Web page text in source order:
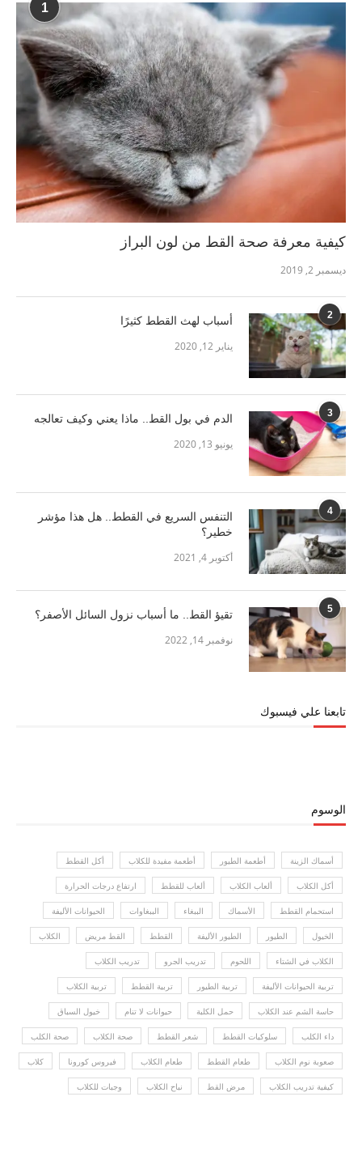
1
كيفية معرفة صحة القط من لون البراز
ديسمبر 2, 2019
2 أسباب لهث القطط كثيرًا
يناير 12, 2020
3 الدم في بول القط.. ماذا يعني وكيف تعالجه
يونيو 13, 2020
4
التنفس السريع في القطط.. هل هذا مؤشر
خطير؟
أكتوبر 4, 2021
5 تقيؤ القط.. ما أسباب نزول السائل الأصفر؟
نوفمبر 14, 2022
تابعنا علي فيسبوك
الوسوم
أسماك الزينة أطعمة الطيور أطعمة مفيدة للكلاب أكل القطط
أكل الكلاب ألعاب الكلاب ألعاب للقطط ارتفاع درجات الحرارة
استحمام القطط الأسماك الببغاء الببغاوات الحيوانات الأليفة
الخيول الطيور الطيور الأليفة القطط القط مريض الكلاب
الكلاب في الشتاء اللحوم تدريب الجرو تدريب الكلاب
تربية الحيوانات الأليفة تربية الطيور تربية القطط تربية الكلاب
حاسة الشم عند الكلاب حمل الكلبة حيوانات لا تنام خيول السباق
داء الكلب سلوكيات القطط شعر القطط صحة الكلاب صحة الكلب
صعوبة نوم الكلاب طعام القطط طعام الكلاب فيروس كورونا كلاب
كيفية تدريب الكلاب مرض القط نباح الكلاب وجبات للكلاب